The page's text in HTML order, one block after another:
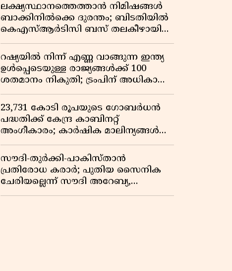
ലക്ഷ്യസ്ഥാനത്തെത്താൻ നിമിഷങ്ങൾ
ബാക്കിനിൽക്കെ ദുരന്തം; ബിടതിയിൽ
കെഎസ്ആർടിസി ബസ് തലകീഴായി
മറിഞ്ഞ് ഡ്രൈവറും കണ്ടക്ടറും മരിച്ചു
റഷ്യയിൽ നിന്ന് എണ്ണ വാങ്ങുന്ന ഇന്ത്യ
ഉൾപ്പെടെയുള്ള രാജ്യങ്ങൾക്ക് 100
ശതമാനം നികുതി; ട്രംപിന് അധികാരം
നൽകി യുഎസ് സെനറ്റ് ബിൽ
പാസാക്കി
23,731 കോടി രൂപയുടെ ഗോബർധൻ
പദ്ധതിക്ക് കേന്ദ്ര കാബിനറ്റ്
അംഗീകാരം; കാർഷിക മാലിന്യങ്ങൾ
ഇനി ഊർജമാകും
സൗദി-തുർക്കി-പാകിസ്താൻ
പ്രതിരോധ കരാർ; പുതിയ സൈനിക
ചേരിയല്ലെന്ന് സൗദി അറേബ്യ,
വിമർശനവുമായി ഇറാൻ